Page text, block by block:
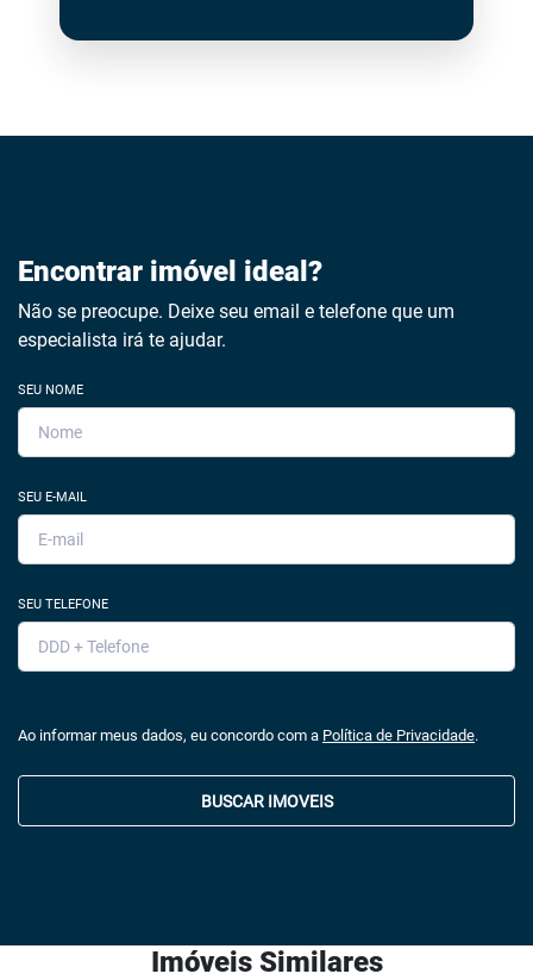
Encontrar imóvel ideal?
Não se preocupe. Deixe seu email e telefone que um
especialista irá te ajudar.
SEU NOME
SEU E-MAIL
SEU TELEFONE
Ao informar meus dados, eu concordo com a Política de Privacidade.
BUSCAR IMOVEIS
Imóveis Similares